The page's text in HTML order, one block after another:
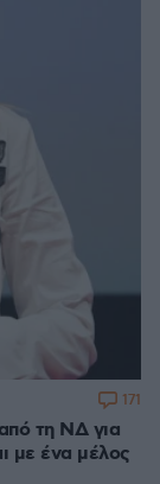
τη ΝΔ για
με ένα μέλος
171